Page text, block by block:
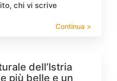
chi vi scrive
Continua >
dell’Istria
più belle e un